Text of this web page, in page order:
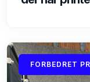
FORBEDRET